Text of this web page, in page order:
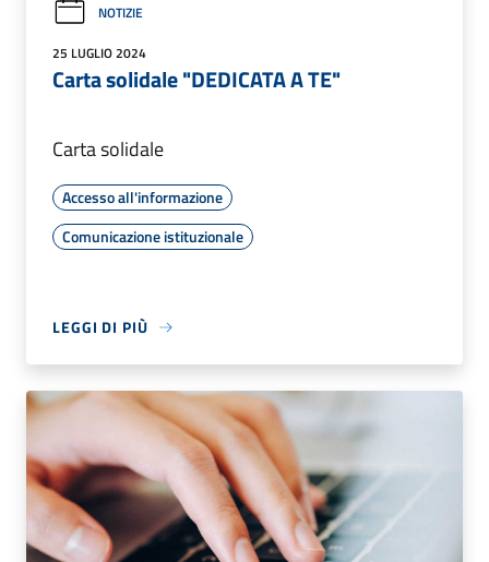
NOTIZIE
25 LUGLIO 2024
Carta solidale "DEDICATA A TE"
Carta solidale
Accesso all'informazione
Comunicazione istituzionale
LEGGI DI PIÙ